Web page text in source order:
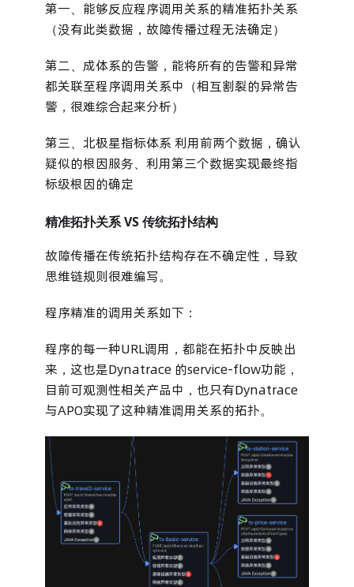
第一、能够反应程序调用关系的精准拓扑关系
（没有此类数据，故障传播过程无法确定）
第二、成体系的告警，能将所有的告警和异常
都关联至程序调用关系中（相互割裂的异常告
警，很难综合起来分析）
第三、北极星指标体系 利用前两个数据，确认
疑似的根因服务、利用第三个数据实现最终指
标级根因的确定
精准拓扑关系 VS 传统拓扑结构
故障传播在传统拓扑结构存在不确定性，导致
思维链规则很难编写。
程序精准的调用关系如下：
程序的每一种URL调用，都能在拓扑中反映出
来，这也是Dynatrace 的service-flow功能，
目前可观测性相关产品中，也只有Dynatrace
与APO实现了这种精准调用关系的拓扑。